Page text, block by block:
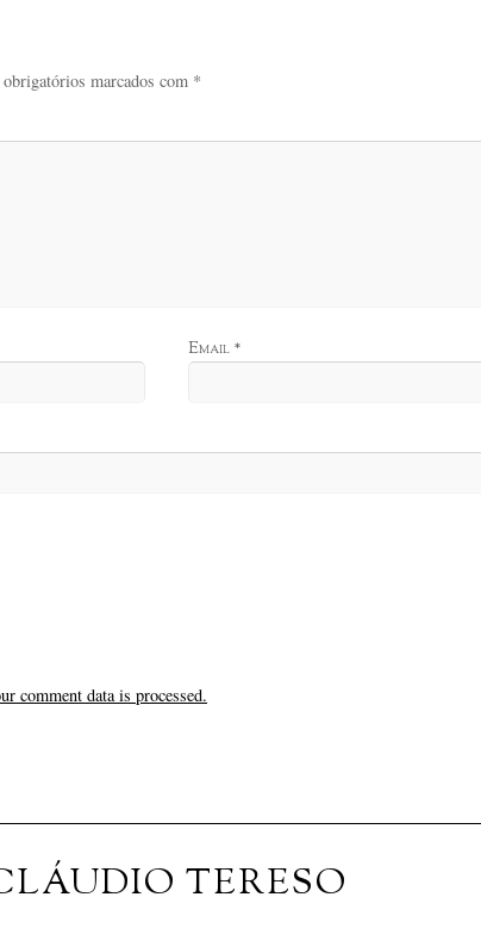
marcados com *
Email *
comment data is processed.
TERESO